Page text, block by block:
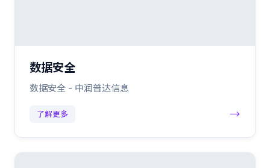
数据安全
数据安全 - 中润普达信息
了解更多 →